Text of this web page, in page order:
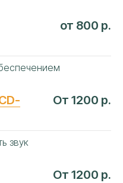
от 800 р.
От 1200 р.
звук
От 1200 р.